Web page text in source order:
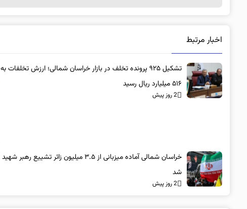
اخبار مرتبط
تشکیل ۹۲۵ پرونده تخلف در بازار خراسان شمالی؛ ارزش تخلفات به
۵۱۶ میلیارد ریال رسید
2 روز پیش
خراسان شمالی آماده میزبانی از ۳.۵ میلیون زائر تشییع رهبر شهید
شد
2 روز پیش